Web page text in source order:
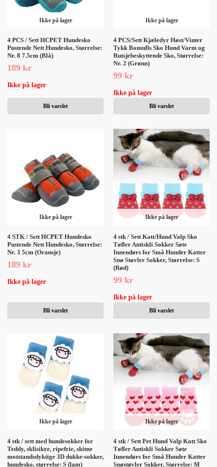
Ikke på lager
4 PCS / Sett HCPET Hundesko
Pustende Nett Hundesko, Størrelse:
Nr. 8 7.5cm (Blå)
189 kr
Ikke på lager
Bli varslet
Ikke på lager
4 PCS/Sett Kjæledyr Høst/Vinter
Tykk Bomulls Sko Hund Varm og
Rutsjebeskyttende Sko, Størrelse:
Nr. 2 (Grønn)
99 kr
Ikke på lager
Bli varslet
Ikke på lager
4 STK / Sett HCPET Hundesko
Pustende Nett Hundesko, Størrelse:
Nr. 3 5cm (Oransje)
189 kr
Ikke på lager
Bli varslet
Ikke på lager
4 stk / Sett Katt/Hund Valp Sko
Tøfler Antiskli Sokker Søte
Innendørs for Små Hunder Katter
Snø Støvler Sokker, Størrelse: S
(Rød)
99 kr
Ikke på lager
Bli varslet
Ikke på lager
4 stk / sett med hundesokker for
Teddy, sklisikre, ripefrie, skitne
motstandsdyktige 3D dukke-sokker,
hundesko, størrelse: S (lam)
Ikke på lager
4 stk / Sett Pet Hund Valp Katt Sko
Tøfler Antiskli Sokker Søte
Innendørs for Små Hunder Katter
Snøstøvler Sokker, Størrelse: M